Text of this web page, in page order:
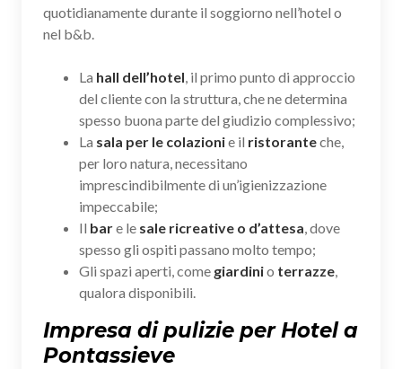
quotidianamente durante il soggiorno nell’hotel o
nel b&b.
La hall dell’hotel, il primo punto di approccio
del cliente con la struttura, che ne determina
spesso buona parte del giudizio complessivo;
La sala per le colazionie il ristoranteche,
per loro natura, necessitano
imprescindibilmente di un’igienizzazione
impeccabile;
Il bare le sale ricreative o d’attesa, dove
spesso gli ospiti passano molto tempo;
Gli spazi aperti, come giardinio terrazze,
qualora disponibili.
Impresa di pulizie per Hotel a
Pontassieve